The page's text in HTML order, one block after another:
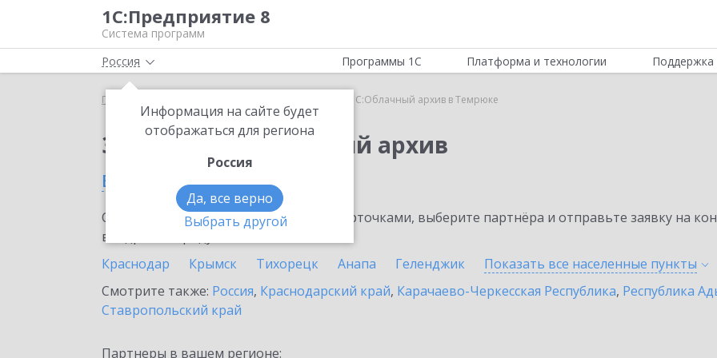
1С:Предприятие 8
Система программ
Россия
Информация на сайте будет
отображаться для региона
Россия
Да, все верно
Выбрать другой
Программы 1С Платформа и технологии Поддержка
Главная 1С:Облачный архив в Темрюке
Заказать 1С:Облачный архив
в Темрюке
Ознакомьтесь с информационными карточками, выберите партнёра и отправьте заявку на
внедрение продукта.
Краснодар
Крымск Тихорецк Анапа Геленджик Показать все населенные пункты
Смотрите также: Россия, Краснодарский край, Карачаево-Черкесская Республика, Республика
Ставропольский край
Партнеры в вашем регионе: